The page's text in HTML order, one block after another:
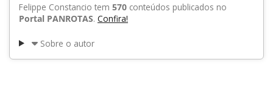
Felippe Constancio tem 570 conteúdos publicados no
Portal PANROTAS. Confira!
Sobre o autor